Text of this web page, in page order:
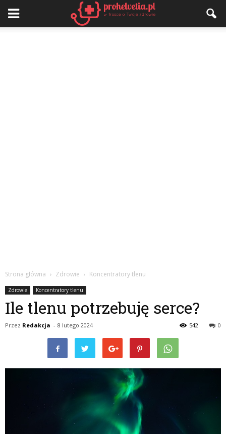
Strona główna Zdrowie Koncentratory tlenu
Zdrowie Koncentratory tlenu
Ile tlenu potrzebuję serce?
Przez Redakcja - 8 lutego 2024 0
542